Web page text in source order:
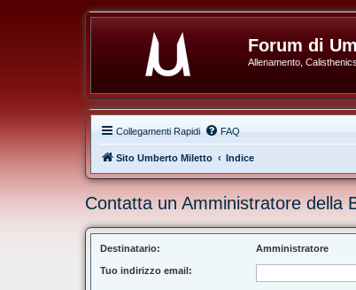
Forum di
Allenamento,
Collegamenti Rapidi FAQ
Sito Umberto Miletto Indice
Contatta un Amministratore della
Destinatario: Amministratore
Tuo indirizzo email: